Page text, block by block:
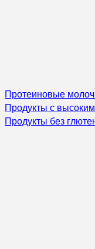
Протеиновые
Продукты с
Продукты без